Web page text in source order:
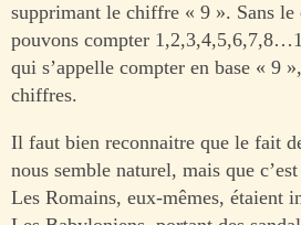
supprimant le chiffre « 9 ». Sans
pouvons compter
qui s’appelle compter en base « 9
chiffres.
Il faut bien reconnaitre que le fait
nous semble naturel, mais que
Les Romains, eux-mêmes, étaient